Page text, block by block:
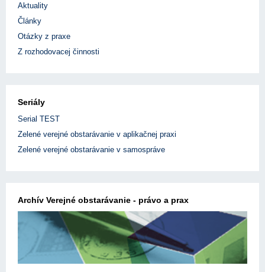
Aktuality
Články
Otázky z praxe
Z rozhodovacej činnosti
Seriály
Serial TEST
Zelené verejné obstarávanie v aplikačnej praxi
Zelené verejné obstarávanie v samospráve
Archív Verejné obstarávanie - právo a prax